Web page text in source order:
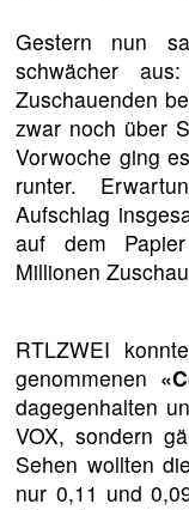
Gestern nun
schwächer
Zuschauenden
zwar noch über
Vorwoche ging
runter.
Aufschlag
auf dem
Millionen
RTLZWEI
genommenen
dagegenhalten
VOX, sondern
Sehen wollten
nur 0,11 und